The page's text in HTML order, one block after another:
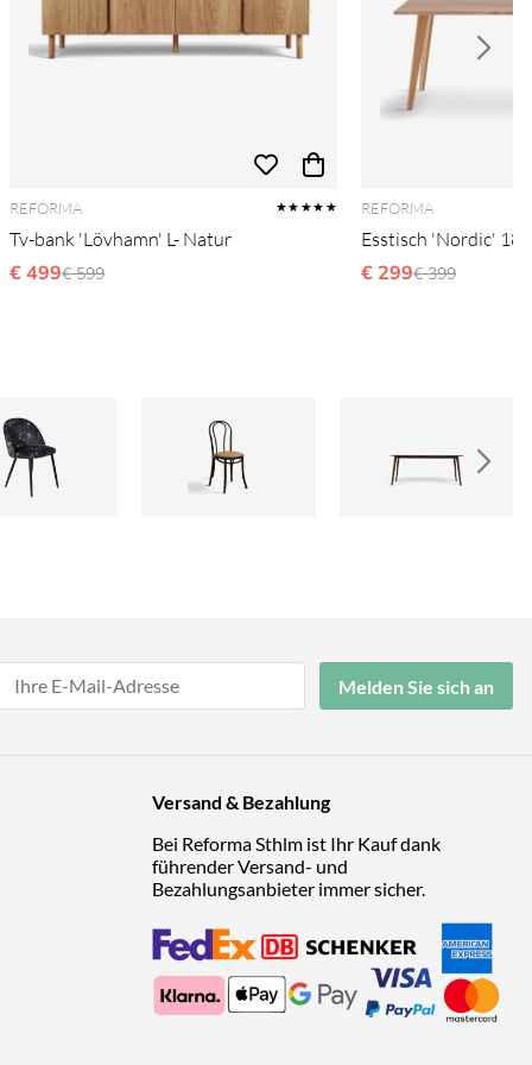
REFORMA ★★★★★
Tv-bank 'Lövhamn' L- Natur
€ 499Ordinarie pris:
€ 599
REFORMA
Esstisch 'Nordic'
€ 299Ordinarie
€ 399
Melden Sie sich an
Versand & Bezahlung
Bei Reforma Sthlm ist Ihr Kauf dank
führender Versand- und
Bezahlungsanbieter immer sicher.